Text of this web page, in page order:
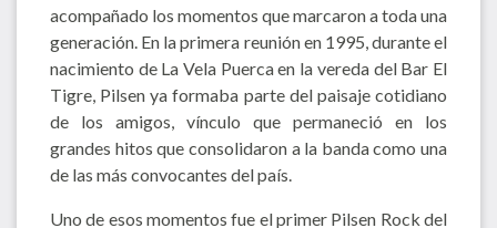
acompañado los momentos que marcaron a toda una
generación. En la primera reunión en 1995, durante el
nacimiento de La Vela Puerca en la vereda del Bar El
Tigre, Pilsen ya formaba parte del paisaje cotidiano
de los amigos, vínculo que permaneció en los
grandes hitos que consolidaron a la banda como una
de las más convocantes del país.
Uno de esos momentos fue el primer Pilsen Rock del